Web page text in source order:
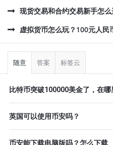
现货交易和合约交易新手怎
虚拟货币怎么玩？100元人
侧
随意 答案 标签云
比特币突破100000美金了，在
英国可以使用币安吗？
币安能下载电脑版吗？怎么下载